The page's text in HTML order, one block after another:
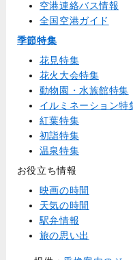
空港連絡バス情報
全国空港ガイド
季節特集
花見特集
花火大会特集
動物園・水族館特集
イルミネーション特
紅葉特集
初詣特集
温泉特集
お役立ち情報
映画の時間
天気の時間
駅弁情報
旅の思い出